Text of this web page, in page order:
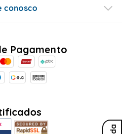
conosco
Pagamento